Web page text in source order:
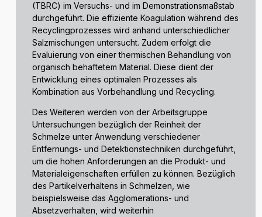
(TBRC) im Versuchs- und im Demonstrationsmaßstab
durchgeführt. Die effiziente Koagulation während des
Recyclingprozesses wird anhand unterschiedlicher
Salzmischungen untersucht. Zudem erfolgt die
Evaluierung von einer thermischen Behandlung von
organisch behaftetem Material. Diese dient der
Entwicklung eines optimalen Prozesses als
Kombination aus Vorbehandlung und Recycling.
Des Weiteren werden von der Arbeitsgruppe
Untersuchungen bezüglich der Reinheit der
Schmelze unter Anwendung verschiedener
Entfernungs- und Detektionstechniken durchgeführt,
um die hohen Anforderungen an die Produkt- und
Materialeigenschaften erfüllen zu können. Bezüglich
des Partikelverhaltens in Schmelzen, wie
beispielsweise das Agglomerations- und
Absetzverhalten, wird weiterhin